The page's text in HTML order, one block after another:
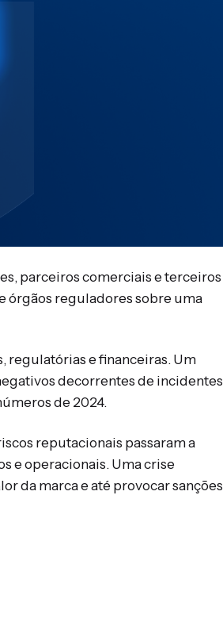
parceiros comerciais e terceiros
órgãos reguladores sobre uma
regulatórias e financeiras. Um
decorrentes de incidentes
de 2024.
reputacionais passaram a
e operacionais. Uma crise
da marca e até provocar sanções